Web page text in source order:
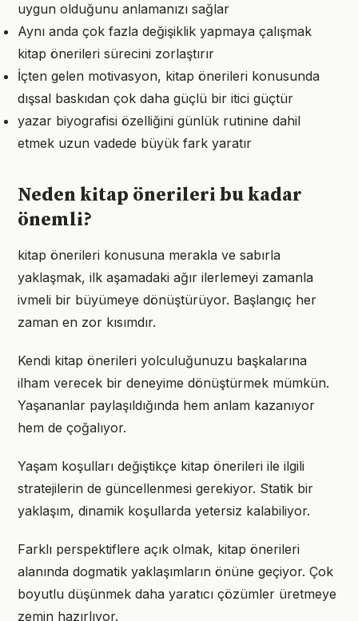
uygun olduğunu anlamanızı sağlar
Aynı anda çok fazla değişiklik yapmaya çalışmak
kitap önerileri sürecini zorlaştırır
İçten gelen motivasyon, kitap önerileri konusunda
dışsal baskıdan çok daha güçlü bir itici güçtür
yazar biyografisi özelliğini günlük rutinine dahil
etmek uzun vadede büyük fark yaratır
Neden kitap önerileri bu kadar
önemli?
kitap önerileri konusuna merakla ve sabırla
yaklaşmak, ilk aşamadaki ağır ilerlemeyi zamanla
ivmeli bir büyümeye dönüştürüyor. Başlangıç her
zaman en zor kısımdır.
Kendi kitap önerileri yolculuğunuzu başkalarına
ilham verecek bir deneyime dönüştürmek mümkün.
Yaşananlar paylaşıldığında hem anlam kazanıyor
hem de çoğalıyor.
Yaşam koşulları değiştikçe kitap önerileri ile ilgili
stratejilerin de güncellenmesi gerekiyor. Statik bir
yaklaşım, dinamik koşullarda yetersiz kalabiliyor.
Farklı perspektiflere açık olmak, kitap önerileri
alanında dogmatik yaklaşımların önüne geçiyor. Çok
boyutlu düşünmek daha yaratıcı çözümler üretmeye
zemin hazırlıyor.